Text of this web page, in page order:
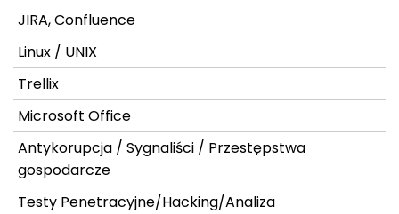
JIRA, Confluence
Linux / UNIX
Trellix
Microsoft Office
Antykorupcja / Sygnaliści / Przestępstwa
gospodarcze
Testy Penetracyjne/Hacking/Analiza